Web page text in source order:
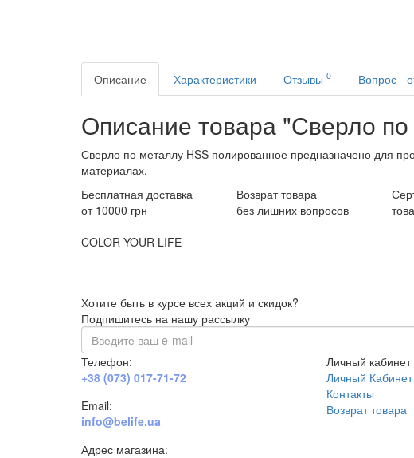
Описание Характеристики Отзывы 0 Вопрос -
Описание товара "Сверло
Сверло по металлу HSS полированное предназначено для
материалах.
Бесплатная доставка
от 10000 грн
Возврат товара
без лишних вопросов
COLOR YOUR LIFE
Хотите быть в курсе всех акций и скидок?
Подпишитесь на нашу рассылку
Телефон:
+38 (073) 017-71-72
Email:
info@belife.ua
Адрес магазина:
Личный кабинет
Личный Кабинет
Контакты
Возврат товара